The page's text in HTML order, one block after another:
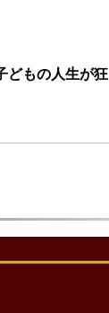
どもの人生が狂